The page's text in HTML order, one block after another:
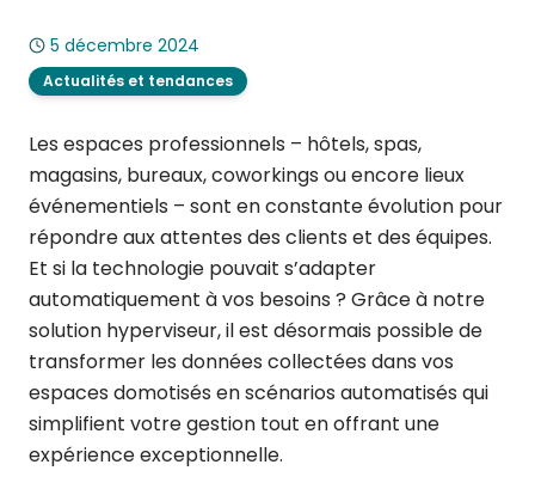
5 décembre 2024
Actualités et tendances
Les espaces professionnels – hôtels, spas,
magasins, bureaux, coworkings ou encore lieux
événementiels – sont en constante évolution pour
répondre aux attentes des clients et des équipes.
Et si la technologie pouvait s’adapter
automatiquement à vos besoins ? Grâce à notre
solution hyperviseur, il est désormais possible de
transformer les données collectées dans vos
espaces domotisés en scénarios automatisés qui
simplifient votre gestion tout en offrant une
expérience exceptionnelle.